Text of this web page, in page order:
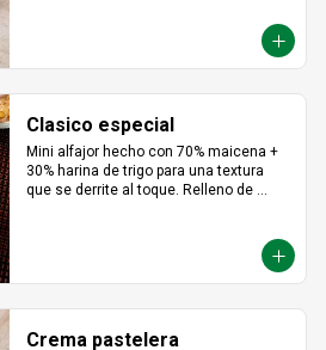
Clasico especial
Mini alfajor hecho con 70% maicena +
30% harina de trigo para una textura
que se derrite al toque. Relleno de
Crema pastelera